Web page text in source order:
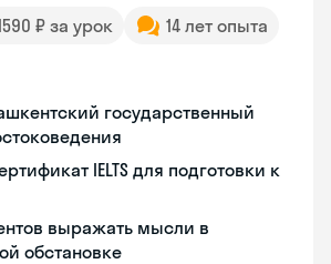
₽ за урок
14 лет опыта
государственный
IELTS для подготовки к
выражать мысли в
обстановке